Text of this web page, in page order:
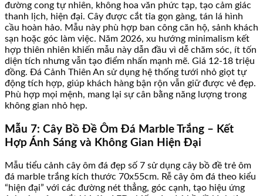
đường cong tự nhiên, không hoa văn phức tạp, tạo cảm giác
thanh lịch, hiện đại. Cây được cắt tỉa gọn gàng, tán lá hình
cầu hoàn hảo. Mẫu này phù hợp ban công căn hộ, sảnh khách
sạn hoặc góc làm việc. Năm 2026, xu hướng minimalism kết
hợp thiên nhiên khiến mẫu này dẫn đầu vì dễ chăm sóc, ít tốn
diện tích nhưng vẫn tạo điểm nhấn mạnh mẽ. Giá 12-18 triệu
đồng. Đá Cảnh Thiên An sử dụng hệ thống tưới nhỏ giọt tự
động tích hợp, giúp khách hàng bận rộn vẫn giữ được vẻ đẹp.
Phù hợp mọi mệnh, mang lại sự cân bằng năng lượng trong
không gian nhỏ hẹp.
Mẫu 7: Cây Bồ Đề Ôm Đá Marble Trắng – Kết
Hợp Ánh Sáng và Không Gian Hiện Đại
Mẫu tiểu cảnh cây ôm đá đẹp số 7 sử dụng cây bồ đề trẻ ôm
đá marble trắng kích thước 70x55cm. Rễ cây ôm đá theo kiểu
“hiện đại” với các đường nét thẳng, góc cạnh, tạo hiệu ứng